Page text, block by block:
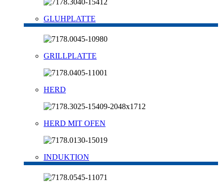
GLUHPLATTE
GRILLPLATTE
HERD
HERD MIT OFEN
INDUKTION